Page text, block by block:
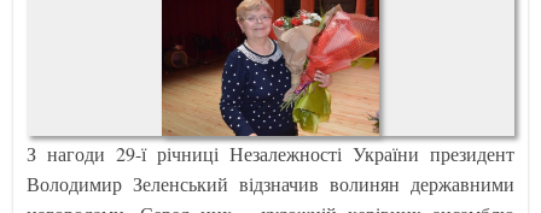
З нагоди 29-ї річниці Незалежності України президент
Володимир Зеленський відзначив волинян державними